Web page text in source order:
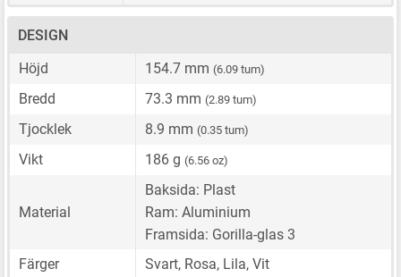
DESIGN
Höjd
154.7 mm (6.09 tum)
Bredd 73.3 mm (2.89 tum)
Tjocklek 8.9 mm (0.35 tum)
Vikt 186 g (6.56 oz)
Material
Baksida: Plast
Ram: Aluminium
Framsida: Gorilla-glas 3
Färger
Svart, Rosa, Lila, Vit